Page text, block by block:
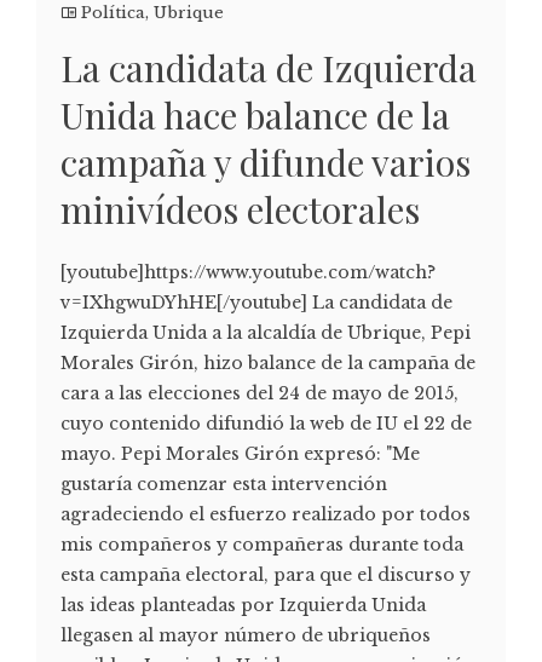
Política, Ubrique
La candidata de Izquierda
Unida hace balance de la
campaña y difunde varios
minivídeos electorales
[youtube]https://www.youtube.com/watch?
v=IXhgwuDYhHE[/youtube] La candidata de
Izquierda Unida a la alcaldía de Ubrique, Pepi
Morales Girón, hizo balance de la campaña de
cara a las elecciones del 24 de mayo de 2015,
cuyo contenido difundió la web de IU el 22 de
mayo. Pepi Morales Girón expresó: "Me
gustaría comenzar esta intervención
agradeciendo el esfuerzo realizado por todos
mis compañeros y compañeras durante toda
esta campaña electoral, para que el discurso y
las ideas planteadas por Izquierda Unida
llegasen al mayor número de ubriqueños